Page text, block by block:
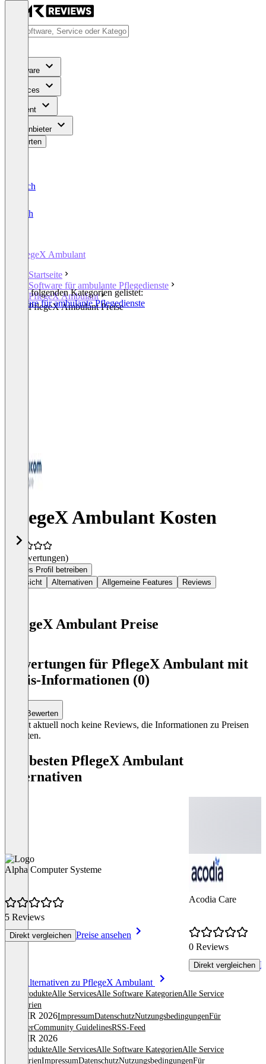
Software
Services
Content
Für Anbieter
Bewerten
Deutsch
English
PflegeX Ambulant
Startseite
Software für ambulante Pflegedienste
PflegeX Ambulant
PflegeX Ambulant Preise
In den folgenden Kategorien gelistet:
Software für ambulante Pflegedienste
PflegeX Ambulant Kosten
(0 Bewertungen)
Dieses Profil betreiben
Übersicht
Alternativen Allgemeine Features Reviews
PflegeX Ambulant Preise
Bewertungen für PflegeX Ambulant mit
Preis-Informationen (0)
Bewerten
Es gibt aktuell noch keine Reviews, die Informationen zu Preisen
enthalten.
Die besten PflegeX Ambulant
Alternativen
Alpha Computer Systeme
5 Reviews
Direkt vergleichen Preise ansehen
Acodia Care
0 Reviews
Direkt vergleichen
Alle Alternativen zu PflegeX Ambulant
Alle ProdukteAlle ServicesAlle Software KategorienAlle Service
Kategorien
© OMR 2026ImpressumDatenschutzNutzungsbedingungenFür
AnbieterCommunity GuidelinesRSS-Feed
© OMR 2026
Alle ProdukteAlle ServicesAlle Software KategorienAlle Service
KategorienImpressumDatenschutzNutzungsbedingungenFür